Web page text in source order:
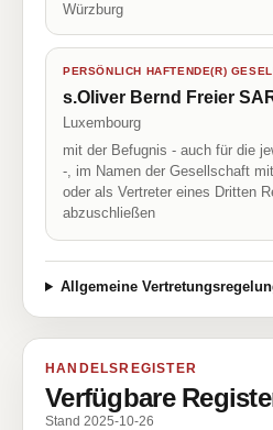
Würzburg
PERSÖNLICH HAFTENDE(R)
s.Oliver Bernd Freier
Luxembourg
mit der Befugnis - auch für die
-, im Namen der Gesellschaft
oder als Vertreter eines Dritten
abzuschließen
Allgemeine
HANDELSREGISTER
Verfügbare
Stand 2025-10-26